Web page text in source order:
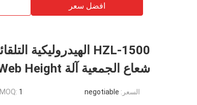
افضل سعر
شعاع الجمعية آلة 1500MM Web Height
السعر: negotiable
MOQ: 1 مجموعة